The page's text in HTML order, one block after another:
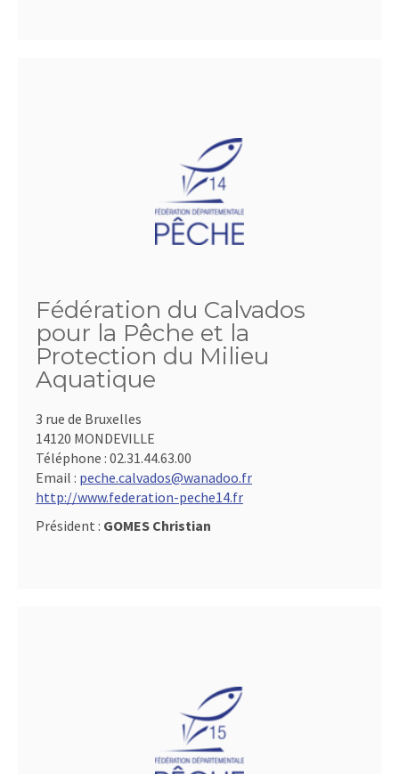
Fédération du Calvados
pour la Pêche et la
Protection du Milieu
Aquatique
3 rue de Bruxelles
14120 MONDEVILLE
Téléphone : 02.31.44.63.00
Email : peche.calvados@wanadoo.fr
http://www.federation-peche14.fr
Président : GOMES Christian